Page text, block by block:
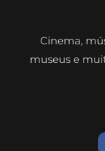
Cinema,
museus e